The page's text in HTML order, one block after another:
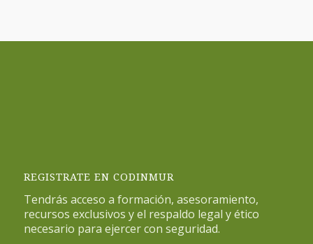
REGISTRATE EN CODINMUR
Tendrás acceso a formación, asesoramiento,
recursos exclusivos y el respaldo legal y ético
necesario para ejercer con seguridad.